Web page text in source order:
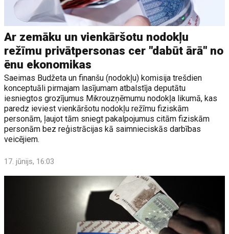
Ar zemāku un vienkāršotu nodokļu
režīmu privātpersonas cer "dabūt ārā" no
ēnu ekonomikas
Saeimas Budžeta un finanšu (nodokļu) komisija trešdien
konceptuāli pirmajam lasījumam atbalstīja deputātu
iesniegtos grozījumus Mikrouzņēmumu nodokļa likumā, kas
paredz ieviest vienkāršotu nodokļu režīmu fiziskām
personām, ļaujot tām sniegt pakalpojumus citām fiziskām
personām bez reģistrācijas kā saimnieciskās darbības
veicējiem.
17. jūnijs, 16:03